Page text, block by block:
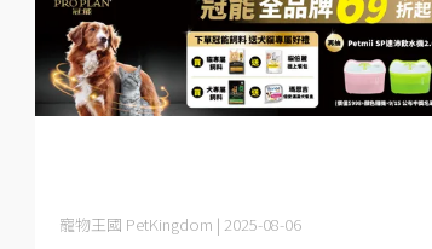
寵物王國 PetKingdom | 2025-08-06